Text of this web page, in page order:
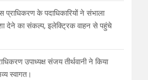
प्राधिकरण के पदाधिकारियों ने संभाला
देने का संकल्प, इलेक्ट्रिक वाहन से पहुंचे
उपाध्यक्ष संजय तीर्थवानी ने किया
स्वागत।